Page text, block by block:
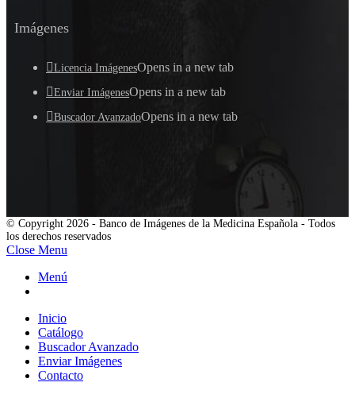
Imágenes
Licencia ImágenesOpens in a new tab
Enviar ImágenesOpens in a new tab
Buscador AvanzadoOpens in a new tab
© Copyright 2026 - Banco de Imágenes de la Medicina Española - Todos
los derechos reservados
Close Menu
Menú
Inicio
Catálogo
Buscador Avanzado
Enviar Imágenes
Contacto